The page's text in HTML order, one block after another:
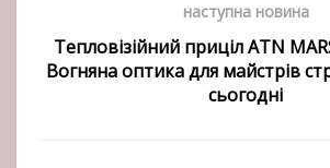
наступна новина
Тепловізійний приціл ATN
Вогняна оптика для майстрів
сьогодні